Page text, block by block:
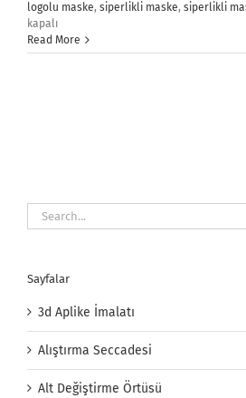
logolu maske, siperlikli maske, siperlikli
kapalı
Read More
Search
for:
Sayfalar
3d Aplike İmalatı
Alıştırma Seccadesi
Alt Değiştirme Örtüsü